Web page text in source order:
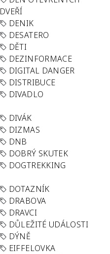
DVEŘÍ
DENIK
DESATERO
DĚTI
DEZINFORMACE
DIGITAL DANGER
DISTRIBUCE
DIVADLO
DIVÁK
DIZMAS
DNB
DOBRÝ SKUTEK
DOGTREKKING
DOTAZNÍK
DRABOVA
DRAVCI
DŮLEŽITÉ UDÁLOSTI
DÝNĚ
EIFFELOVKA